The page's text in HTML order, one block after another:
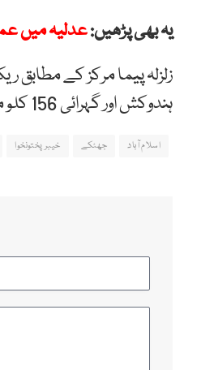
یہ بھی پڑھیں:عدلیہ میں
ہندوکش اور گہرائی 156 کلو میٹر تھی۔
اسلام آباد جھٹکے خیبر پختونخوا